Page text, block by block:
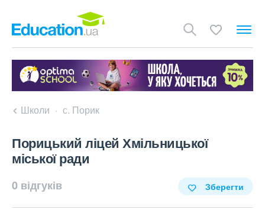
Школи с. Порик
Порицький ліцей Хмільницької
міської ради
0 відгуків Зберегти